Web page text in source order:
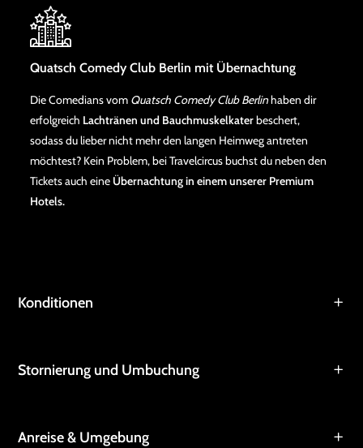
Quatsch Comedy Club Berlin mit Übernachtung
Die Comedians vom Quatsch Comedy Club Berlinhaben dir
erfolgreich Lachtränen und Bauchmuskelkaterbeschert,
sodass du lieber nicht mehr den langen Heimweg antreten
möchtest? Kein Problem, bei Travelcircus buchst du neben den
Tickets auch eine Übernachtung in einem unserer Premium
Hotels.
Konditionen
Stornierung und Umbuchung
Anreise & Umgebung